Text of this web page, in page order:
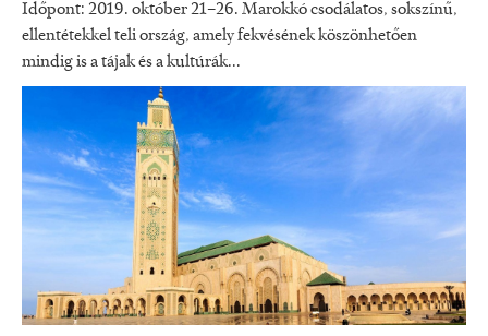
Időpont: 2019. október 21–26. Marokkó csodálatos, sokszínű,
ellentétekkel teli ország, amely fekvésének köszönhetően
mindig is a tájak és a kultúrák...